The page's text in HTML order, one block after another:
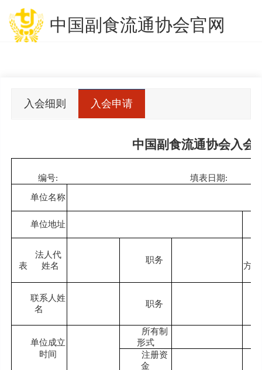
中国副食流通协会官网
入会细则 入会申请
中国副食流通协会入会
编号: 填表日期:
单位名称
单位地址
法人代
表 姓名
职务
方式
联系人姓
名
职务
单位成立
所有制
形式
时间
注册资
金